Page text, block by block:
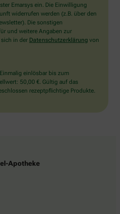
Emarsys ein. Die Einwilligung
widerrufen werden (z.B. über den
Die sonstigen
und weitere Angaben zur
in der Datenschutzerklärung von
einlösbar bis zum
50,00 €. Gültig auf das
rezeptpflichtige Produkte.
Apotheke